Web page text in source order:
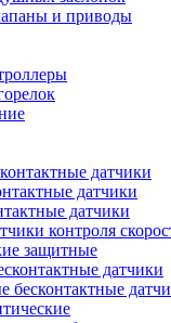
и приводы
датчики
датчики
датчики
контроля
защитные
датчики
бесконтактные